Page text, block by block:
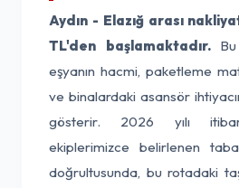
Aydın - Elazığ arası
TL'den başlamaktadır.Bu
eşyanın hacmi, paketleme
ve binalardaki asansör
gösterir. 2026 yılı
ekiplerimizce belirlenen
doğrultusunda, bu rotadaki